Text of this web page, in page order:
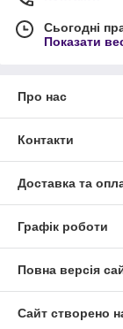
Сьогодні
Показати
Про нас
Контакти
Доставка та
Графік роботи
Повна версія
Сайт створено